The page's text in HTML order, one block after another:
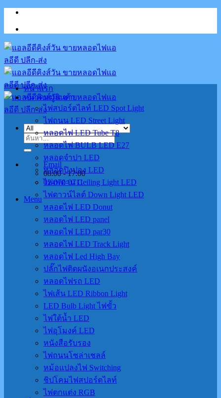
Skip
content
ค้นหา:
Email
08:00 - 17:00
02-070-0711
Menu
หน้าแรก
หมวดหมู่สินค้า
ไฟสปอร์ตไลท์ LED Spot Light
ไฟถนน LED Street Light
หลอดไฟ LED Tube T8
หลอดไฟ BULB LED E27
หลอดจำปา LED
หลอดปิงปอง LED
ไฟเพดาน Ceiling Light LED
ไฟดาวน์ไลต์ Down Light LED
หลอดไฟ LED Donut
หลอดไฟ LED panel
หลอดไฟ LED par30
หลอดไฟ LED Track Light
หลอดไฟ Led High Bay
ปลั๊กไฟติดผนังอเนกประสงค์
หลอดไฟรถ LED
ไฟเส้น LED Ribbon Light
LED Bulb Light ไฟขั้ว
ไฟใต้น้ำ LED
ไฟอุโมงค์ LED
หนังสือรับรอง
ไฟถนนโซล่าเชลล์
หม้อแปลงไฟ Switching
ชิปโคมไฟสปอร์ตไลท์
ไฟตกแต่ง RGB